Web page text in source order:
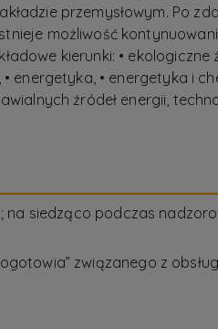
przemysłowym. Po
możliwość
kierunki: • ekologiczne
energetyka, • energetyka i
źródeł energii,
na siedząco podczas
związanego z